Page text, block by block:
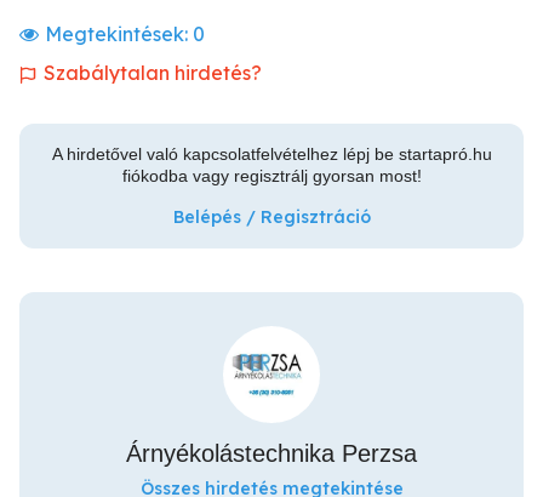
Megtekintések: 0
Szabálytalan hirdetés?
A hirdetővel való kapcsolatfelvételhez lépj be startapró.hu
fiókodba vagy regisztrálj gyorsan most!
Belépés / Regisztráció
Árnyékolástechnika Perzsa
Összes hirdetés megtekintése